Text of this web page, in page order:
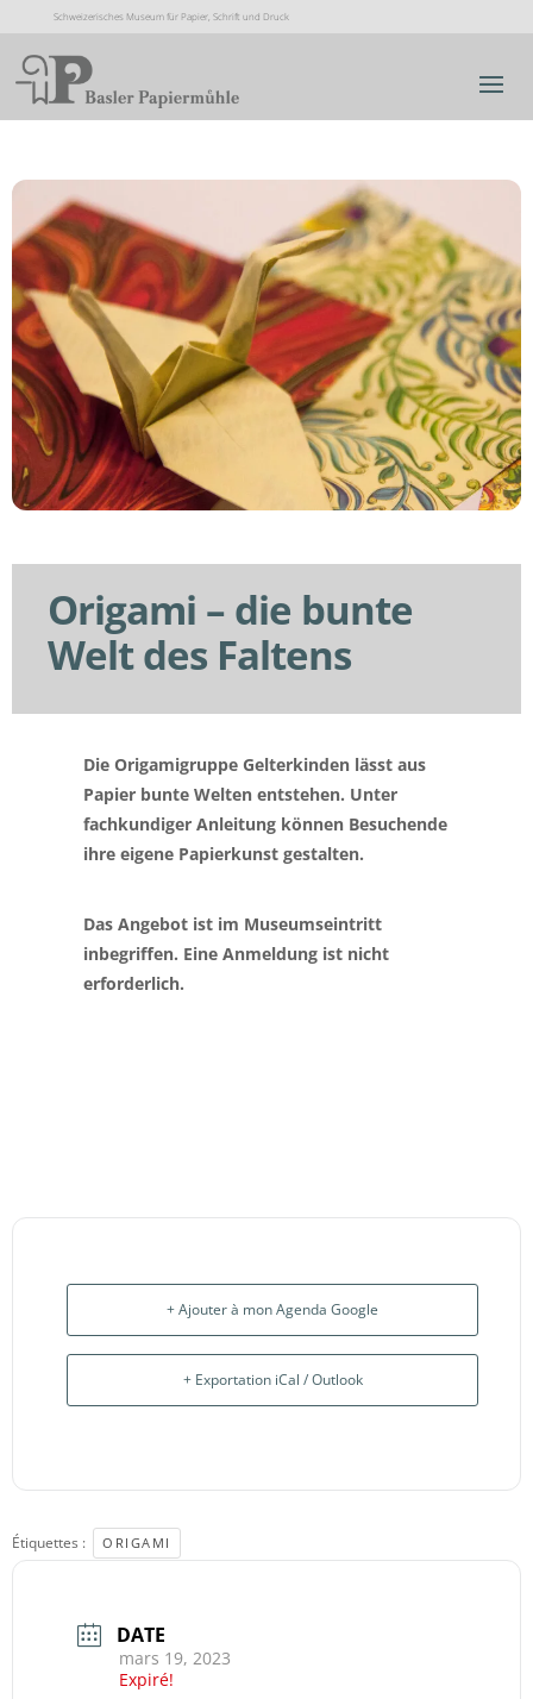
Schweizerisches Museum für Papier, Schrift und Druck
Origami – die bunte
Welt des Faltens
Die Origamigruppe Gelterkinden lässt aus
Papier bunte Welten entstehen. Unter
fachkundiger Anleitung können Besuchende
ihre eigene Papierkunst gestalten.
Das Angebot ist im Museumseintritt
inbegriffen. Eine Anmeldung ist nicht
erforderlich.
+ Ajouter à mon Agenda Google
+ Exportation iCal / Outlook
Étiquettes : ORIGAMI
DATE
mars 19, 2023
Expiré!